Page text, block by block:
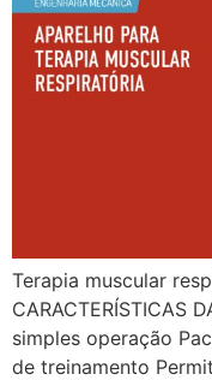
Terapia muscular
CARACTERÍSTICAS
simples operação
de treinamento